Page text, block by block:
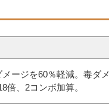
ージを60％軽減。毒ダ
倍、2コンボ加算。